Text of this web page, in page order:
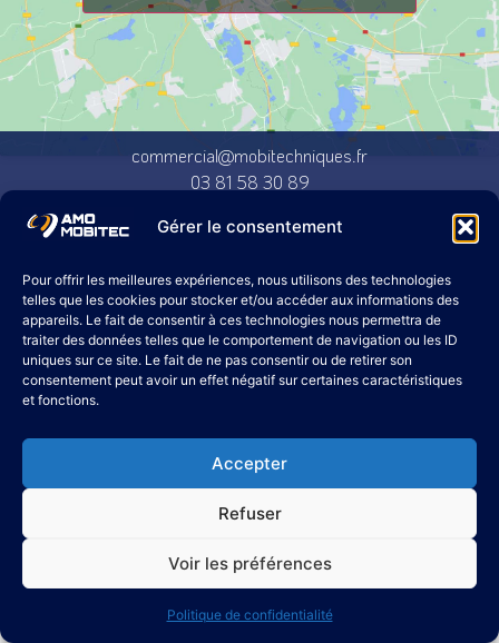
Gérer le consentement
Pour offrir les meilleures expériences, nous utilisons des technologies
telles que les cookies pour stocker et/ou accéder aux informations des
appareils. Le fait de consentir à ces technologies nous permettra de
traiter des données telles que le comportement de navigation ou les ID
uniques sur ce site. Le fait de ne pas consentir ou de retirer son
consentement peut avoir un effet négatif sur certaines caractéristiques
et fonctions.
Accepter
Refuser
Voir les préférences
Politique de confidentialité
commercial@mobitechniques.fr
03 81 58 30 89
Zone de Transport
25480 École-Valentin
inter@eurlamo.fr
03 81 25 71 92
Mentions Légales
Propulsé parCadcom